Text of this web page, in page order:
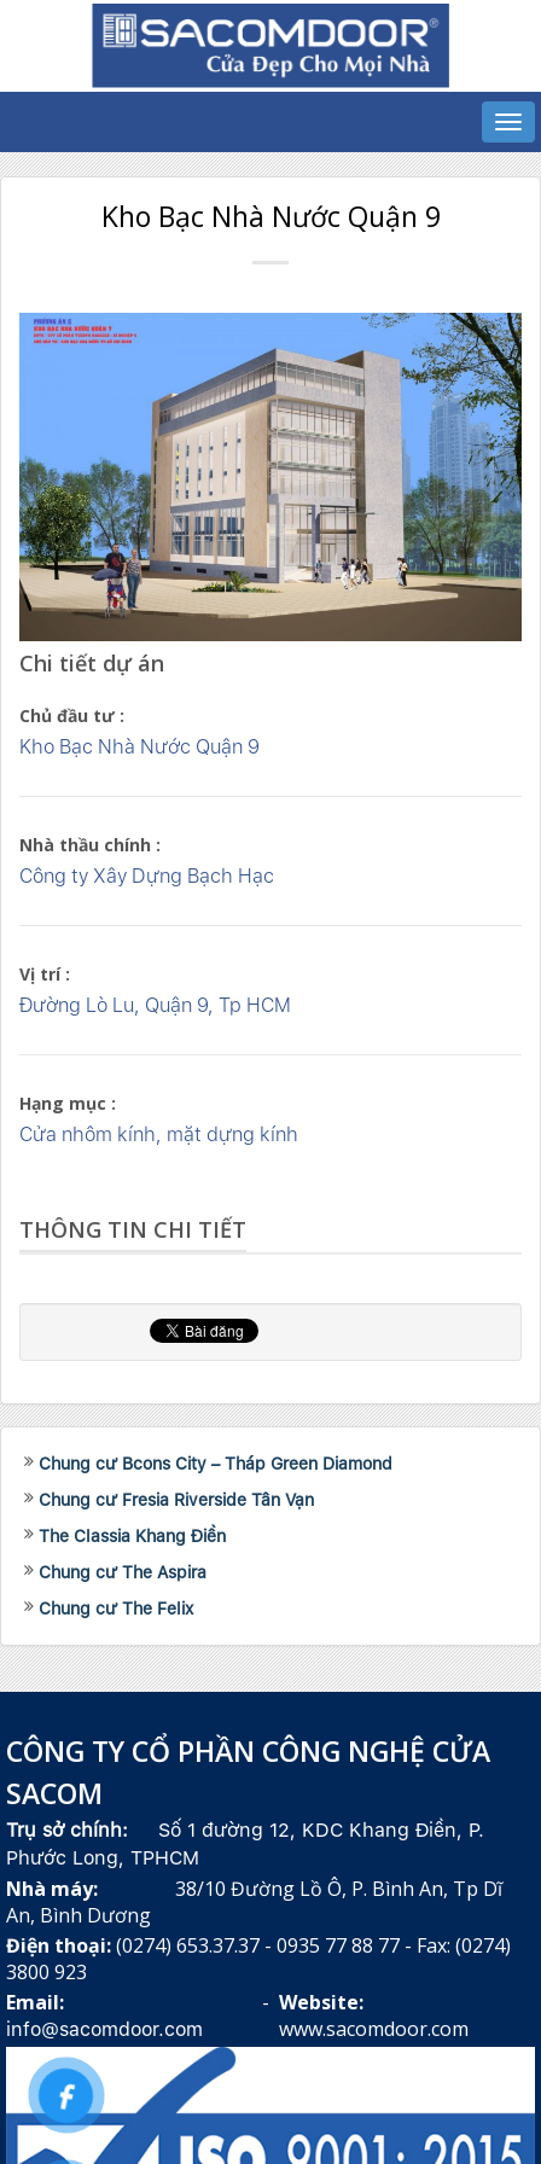
Kho Bạc Nhà Nước Quận 9
Chi tiết dự án
Chủ đầu tư :
Kho Bạc Nhà Nước Quận 9
Nhà thầu chính :
Công ty Xây Dựng Bạch Hạc
Vị trí :
Đường Lò Lu, Quận 9, Tp HCM
Hạng mục :
Cửa nhôm kính, mặt dựng kính
THÔNG TIN CHI TIẾT
Chung cư Bcons City – Tháp Green Diamond
Chung cư Fresia Riverside Tân Vạn
The Classia Khang Điền
Chung cư The Aspira
Chung cư The Felix
CÔNG TY CỔ PHẦN CÔNG NGHỆ CỬA
SACOM
Trụ sở chính:
Số 1 đường 12, KDC Khang Điền, P.
Phước Long, TPHCM
Nhà máy: 38/10 Đường Lồ Ô, P. Bình An, Tp Dĩ
An, Bình Dương
Điện thoại:(0274) 653.37.37 - 0935 77 88 77 - Fax: (0274)
3800 923
Email:
info@sacomdoor.com
- Website:
www.sacomdoor.com